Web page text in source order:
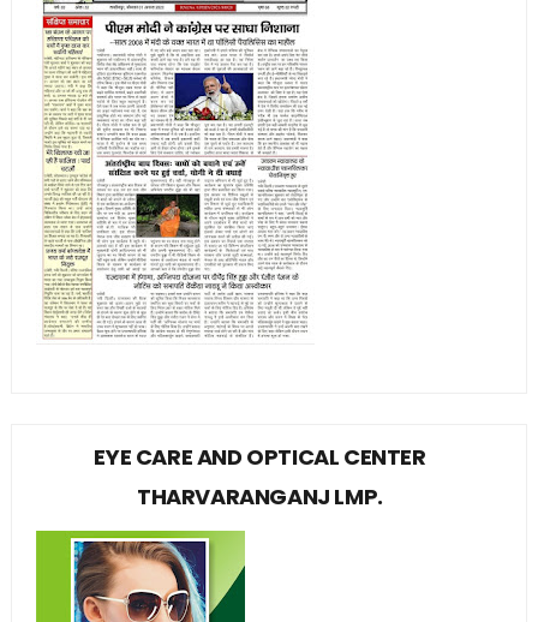
EYE CARE AND OPTICAL CENTER
THARVARANGANJ LMP.